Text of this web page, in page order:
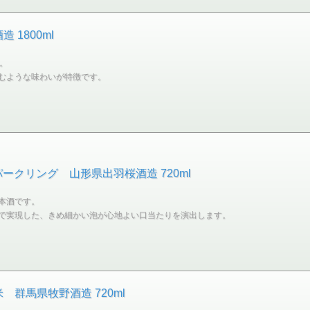
1800ml
うな味わいが特徴です。
ークリング 山形県出羽桜酒造 720ml
酒です。
現した、きめ細かい泡が心地よい口当たりを演出します。
群馬県牧野酒造 720ml